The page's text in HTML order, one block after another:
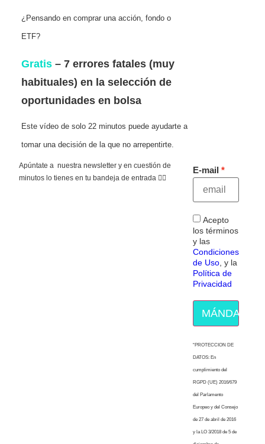
¿Pensando en comprar una acción, fondo o
ETF?
Gratis – 7 errores fatales (muy
habituales) en la selección de
oportunidades en bolsa
Este vídeo de solo 22 minutos puede ayudarte a
tomar una decisión de la que no arrepentirte.
Apúntate a nuestra newsletter y en cuestión de
minutos lo tienes en tu bandeja de entrada 👇🏻
E-mail
Acepto
los términos
y las
Condiciones
de Uso , y la
Política de
Privacidad
MÁNDAME
“PROTECCION DE
DATOS: En
cumplimiento del
RGPD (UE) 2016/679
del Parlamento
Europeo y del Consejo
de 27 de abril de 2016
y la LO 3/2018 de 5 de